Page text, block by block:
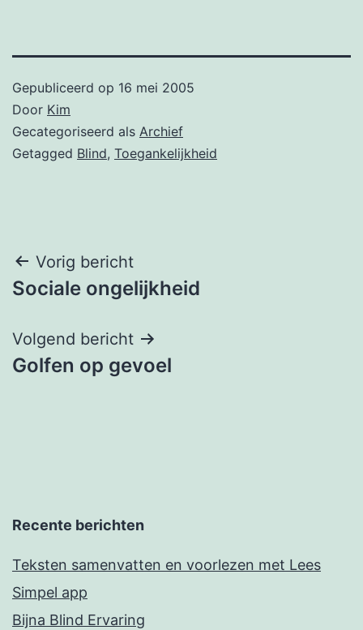
Gepubliceerd op 16 mei 2005
Door Kim
Gecategoriseerd als Archief
Getagged Blind, Toegankelijkheid
Bericht
navigatie
Vorig bericht
Sociale ongelijkheid
Volgend bericht
Golfen op gevoel
Recente berichten
Teksten samenvatten en voorlezen met Lees
Simpel app
Bijna Blind Ervaring